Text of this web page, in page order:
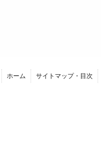
ホーム サイトマップ・目次